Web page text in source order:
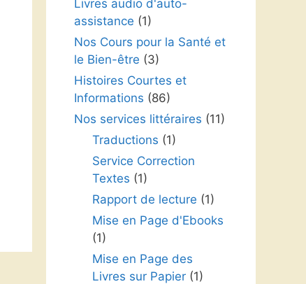
Livres audio d'auto-
assistance (1)
Nos Cours pour la Santé et
le Bien-être (3)
Histoires Courtes et
Informations (86)
Nos services littéraires (11)
Traductions (1)
Service Correction
Textes (1)
Rapport de lecture (1)
Mise en Page d'Ebooks
(1)
Mise en Page des
Livres sur Papier(1)